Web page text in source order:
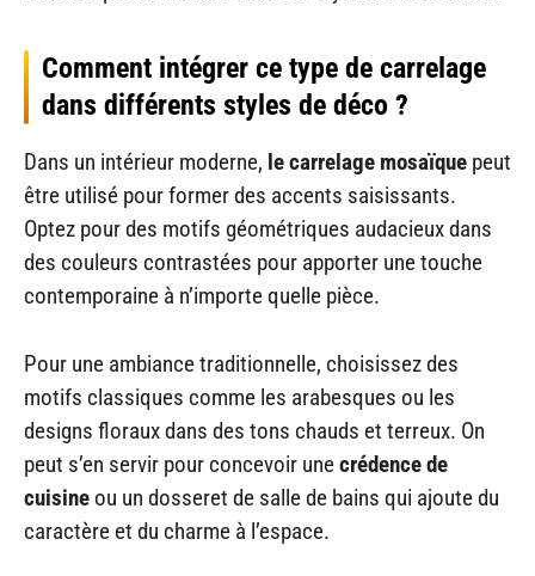
Comment intégrer ce type de carrelage
dans différents styles de déco ?
Dans un intérieur moderne, le carrelage mosaïque peut
être utilisé pour former des accents saisissants.
Optez pour des motifs géométriques audacieux dans
des couleurs contrastées pour apporter une touche
contemporaine à n’importe quelle pièce.
Pour une ambiance traditionnelle, choisissez des
motifs classiques comme les arabesques ou les
designs floraux dans des tons chauds et terreux. On
peut s’en servir pour concevoir unecrédence de
cuisine ou un dosseret de salle de bains qui ajoute du
caractère et du charme à l’espace.